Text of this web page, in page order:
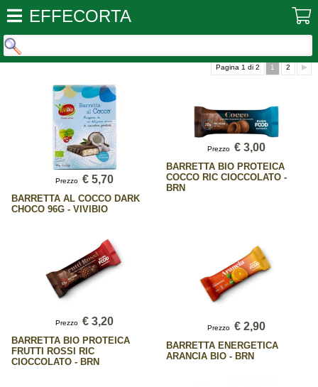
EFFECORTA
Pagina 1 di 2 1 2
Prezzo € 5,70
BARRETTA AL COCCO DARK
CHOCO 96G - VIVIBIO
Prezzo € 3,00
BARRETTA BIO PROTEICA
COCCO RIC CIOCCOLATO -
BRN
Prezzo € 3,20
BARRETTA BIO PROTEICA
FRUTTI ROSSI RIC
CIOCCOLATO - BRN
Prezzo € 2,90
BARRETTA ENERGETICA
ARANCIA BIO - BRN